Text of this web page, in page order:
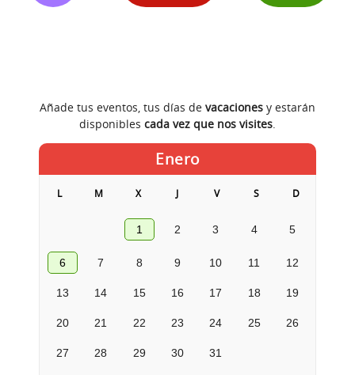
Enero
L M X J V S D
1 2 3 4 5
6 7 8 9 10 11 12
13 14 15 16 17 18 19
20 21 22 23 24 25 26
27 28 29 30 31
Añade tus eventos, tus días de vacaciones y estarán
disponibles cada vez que nos visites.